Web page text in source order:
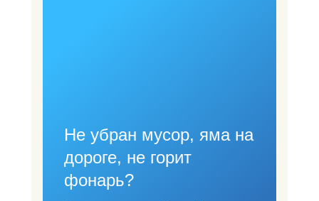
Не убран мусор, яма на
дороге, не горит
фонарь?